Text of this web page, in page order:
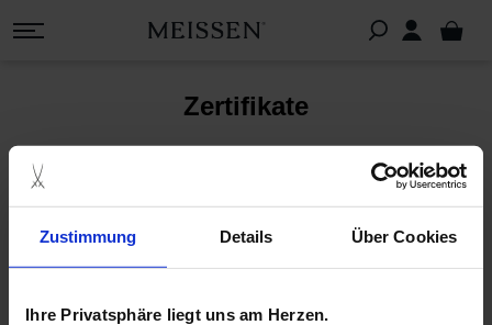
Zustimmung Details Über Cookies
Ihre Privatsphäre liegt uns am Herzen.
Zertifikate
Wo erhalte ich MEISSEN Zertifikate?
Zurück zur FAQ-Hauptseite